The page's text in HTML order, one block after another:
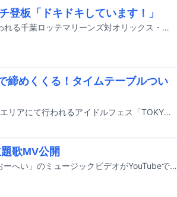
登板「ドキドキしています！」
後藤真希が8月7日に千葉・ZOZOマリンスタジアムで行われる千葉ロッテマリーンズ対オリックス・バファローズ戦のセレモニアルピッチに登板する。
締めくくる！タイムテーブルつい
7月31日から8月2日までの3日間、東京・お台場青海周辺エリアにて行われるアイドルフェス「TOKYO IDOL FESTIVAL 2026 supported by にしたんクリニック」のタイムテーブルが発表された。
歌MV公開
浜野謙太（在日ファンク）と後藤真希によるコラボ曲「おーへい」のミュージックビデオがYouTubeで公開された。